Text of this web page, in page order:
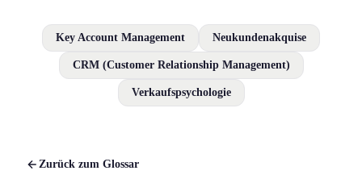
Key Account Management Neukundenakquise
CRM (Customer Relationship Management)
Verkaufspsychologie
Zurück zum Glossar